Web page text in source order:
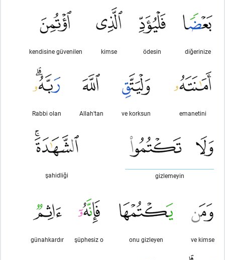
diğerinize
ödesin
kimse
kendisine güvenilen
emanetini
ve korksun
Allah'tan
Rabbi olan
gizlemeyin
şahidliği
ve kimse
onu gizleyen
şüphesiz o
günahkardır